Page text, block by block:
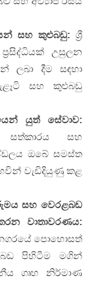
සහ කුළුබඩු: ශ්‍රී
උසුලන
ලබා දීම සඳහා
සහ කුළුබඩු
යුත් සේවාව:
සහ
ඔබේ සමස්ත
වැඩිදියුණු කළ
සහ වෙරළබඩ
වාතාවරණය:
පොහොසත්
පිහිටීම මගින්
ගෘහ නිර්මාණ